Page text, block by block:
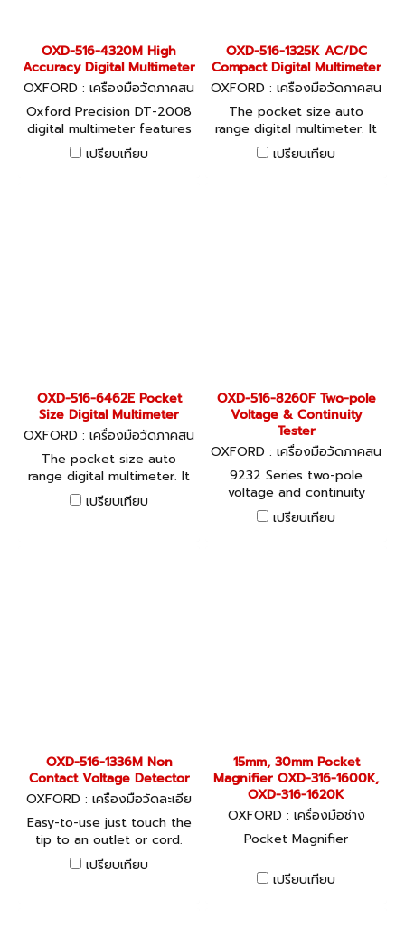
OXD-516-4320M High
Accuracy Digital Multimeter
OXFORD : เครื่องมือวัดภาคสน
าม OXD-516-4320M
Oxford Precision DT-2008
digital multimeter features
a large backlight LCD
display for direct measuring
เปรียบเทียบ
OXD-516-1325K AC/DC
Compact Digital Multimeter
OXFORD : เครื่องมือวัดภาคสน
าม OXD-516-1325K
The pocket size auto
range digital multimeter. It
measures AC/DC current,
circuit continuity with data
เปรียบเทียบ
OXD-516-6462E Pocket
Size Digital Multimeter
OXFORD : เครื่องมือวัดภาคสน
าม OXD-516-6462E
The pocket size auto
range digital multimeter. It
measures AC/DC current,
circuit continuity with data
เปรียบเทียบ
OXD-516-8260F Two-pole
Voltage & Continuity
Tester
OXFORD : เครื่องมือวัดภาคสน
าม OXD-516-8260F
9232 Series two-pole
voltage and continuity
testers are now more
rugged and easier to use
เปรียบเทียบ
OXD-516-1336M Non
Contact Voltage Detector
OXFORD : เครื่องมือวัดละเอีย
ด OXD-516-1336M
Easy-to-use just touch the
tip to an outlet or cord.
When it glows red, you
know there is voltage in
เปรียบเทียบ
15mm, 30mm Pocket
Magnifier OXD-316-1600K,
OXD-316-1620K
OXFORD : เครื่องมือช่าง
Pocket Magnifier
เปรียบเทียบ